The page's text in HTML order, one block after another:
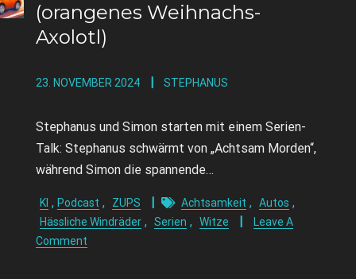
(orangenes Weihnachs-
Axolotl)
23. NOVEMBER 2024 STEPHANUS
Stephanus und Simon starten mit einem Serien-
Talk: Stephanus schwärmt von „Achtsam Morden“,
während Simon die spannende…
KI , Podcast , ZUPS Achtsamkeit , Autos ,
Hässliche Windräder , Serien , Witze
Leave A
Comment